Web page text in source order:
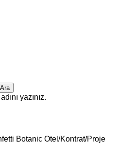
Ara
yazınız.
Botanic Otel/Kontrat/Proje